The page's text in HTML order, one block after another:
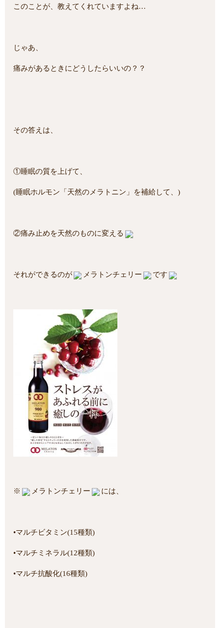
このことが、教えてくれていますよね…
じゃあ、
痛みがあるときにどうしたらいいの？？
その答えは、
①睡眠の質を上げて、
(睡眠ホルモン「天然のメラトニン」を補給して、)
②痛み止めを天然のものに変える
それができるのが メラトンチェリー です
※ メラトンチェリー には、
•マルチビタミン(15種類)
•マルチミネラル(12種類)
•マルチ抗酸化(16種類)